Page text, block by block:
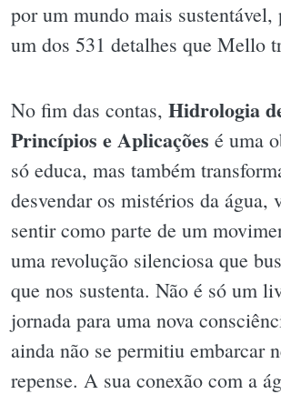
por um mundo mais sustentável,
um dos 531 detalhes que Mello
No fim das contas, Hidrologia
Princípios e Aplicações é uma
só educa, mas também
desvendar os mistérios da água,
sentir como parte de um
uma revolução silenciosa que
que nos sustenta. Não é só um
jornada para uma nova
ainda não se permitiu embarcar
repense. A sua conexão com a